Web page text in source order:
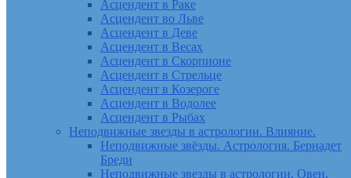
Асцендент в Раке
Асцендент во Льве
Асцендент в Деве
Асцендент в Весах
Асцендент в Скорпионе
Асцендент в Стрельце
Асцендент в Козероге
Асцендент в Водолее
Асцендент в Рыбах
Неподвижные звезды в астрологии. Влияние.
Неподвижные звёзды. Астрология. Бернадет
Бреди
Неподвижные звезды в астрологии. Овен.